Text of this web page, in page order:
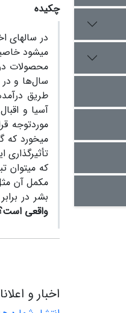
چکیده
در سال‏های
می‏شود
محصولات
سال‌ها و در
طریق
آسیا و
موردتوجه
می‏خورد که
که می‏توان
مکمل آن
بشر در
واقعی
اخبار و